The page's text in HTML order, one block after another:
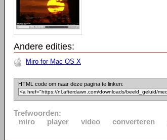
Andere edities:
Miro for Mac OS X
HTML code om naar deze pagina te linken:
Trefwoorden:
miro
player video converteren